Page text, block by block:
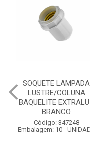
SOQUETE LAMPADA
LUSTRE/COLUNA
BAQUELITE
BRANCO
Código: 347248
Embalagem: 10 -